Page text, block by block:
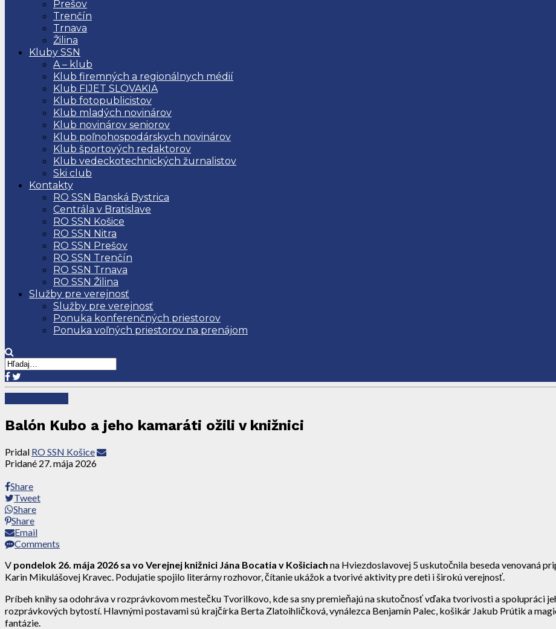
Prešov
Trenčín
Trnava
Žilina
Kluby SSN
A – klub
Klub firemných a regionálnych médií
Klub FIJET SLOVAKIA
Klub fotopublicistov
Klub mladých novinárov
Klub novinárov seniorov
Klub poľnohospodárskych novinárov
Klub športových redaktorov
Klub vedeckotechnických žurnalistov
Ski club
Kontakty
RO SSN Banská Bystrica
Centrála v Bratislave
RO SSN Košice
RO SSN Nitra
RO SSN Prešov
RO SSN Trenčín
RO SSN Trnava
RO SSN Žilina
Služby pre verejnosť
Služby pre verejnosť
Ponuka konferenčných priestorov
Ponuka voľných priestorov na prenájom
Balón Kubo a jeho kamaráti ožili v knižnici
Pridal RO SSN Košice
Pridané 27. mája 2026
Share
Tweet
Share
Share
Email
Comments
V pondelok 26. mája 2026 sa vo Verejnej knižnici Jána Bocatia v Košiciach na Hviezdoslavovej 5 uskutočnila beseda venovaná
Karin Mikulášovej Kravec. Podujatie spojilo literárny rozhovor, čítanie ukážok a tvorivé aktivity pre deti i širokú verejnosť.
Príbeh knihy sa odohráva v rozprávkovom mestečku Tvorilkovo, kde sa sny premieňajú na skutočnosť vďaka tvorivosti a spolupráci
rozprávkových bytostí. Hlavnými postavami sú krajčírka Berta Zlatoihličková, vynálezca Benjamín Palec, košikár Jakub Prútik a
fantázie.